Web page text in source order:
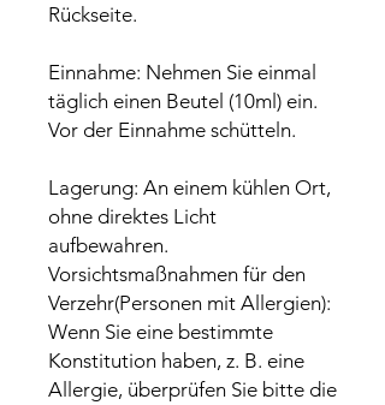
Rückseite.
Einnahme: Nehmen Sie einmal
täglich einen Beutel (10ml) ein.
Vor der Einnahme schütteln.
Lagerung: An einem kühlen Ort,
ohne direktes Licht
aufbewahren.
Vorsichtsmaßnahmen für den
Verzehr(Personen mit Allergien):
Wenn Sie eine bestimmte
Konstitution haben, z. B. eine
Allergie, überprüfen Sie bitte die